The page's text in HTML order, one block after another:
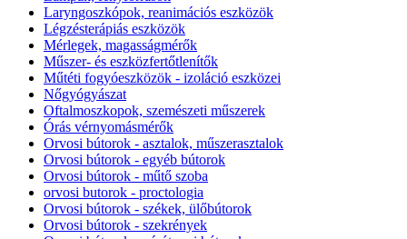
Laryngoszkópok, reanimációs eszközök
Légzésterápiás eszközök
Mérlegek, magasságmérők
Műszer- és eszközfertőtlenítők
Műtéti fogyóeszközök - izoláció eszközei
Nőgyógyászat
Oftalmoszkopok, szemészeti műszerek
Órás vérnyomásmérők
Orvosi bútorok - asztalok, műszerasztalok
Orvosi bútorok - egyéb bútorok
Orvosi bútorok - műtő szoba
orvosi butorok - proctologia
Orvosi bútorok - székek, ülőbútorok
Orvosi bútorok - szekrények